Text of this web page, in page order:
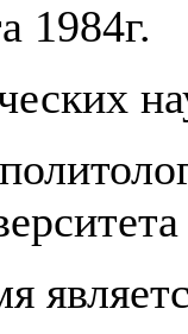
1984г.